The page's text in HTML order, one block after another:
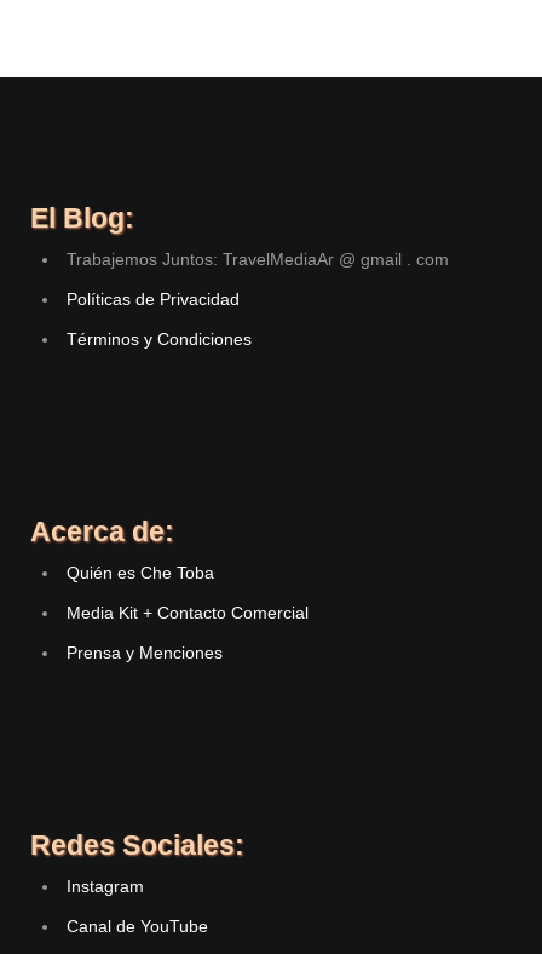
El Blog:
Trabajemos Juntos: TravelMediaAr @ gmail . com
Políticas de Privacidad
Términos y Condiciones
Acerca de:
Quién es Che Toba
Media Kit + Contacto Comercial
Prensa y Menciones
Redes Sociales:
Instagram
Canal de YouTube